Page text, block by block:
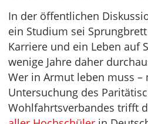
In der öffentlichen
ein Studium sei
Karriere und ein Leben auf
wenige Jahre daher
Wer in Armut leben muss –
Untersuchung des
Wohlfahrtsverbandes trifft